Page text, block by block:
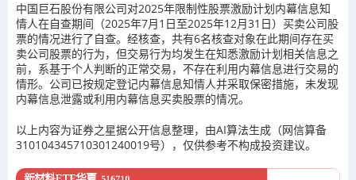
中国巨石股份有限公司对2025年限制性股票激励计划内幕信息知
情人在自查期间（2025年7月1日至2025年12月31日）买卖公司股
票的情况进行了自查。经核查，共有6名核查对象在此期间存在买
卖公司股票的行为，但交易行为均发生在知悉激励计划相关信息之
前，系基于个人判断的正常交易，不存在利用内幕信息进行交易的
情形。公司已按规定登记内幕信息知情人并采取保密措施，未发现
内幕信息泄露或利用内幕信息买卖股票的情况。
以上内容为证券之星据公开信息整理，由AI算法生成（网信算备
310104345710301240019号），仅供参考不构成投资建议。